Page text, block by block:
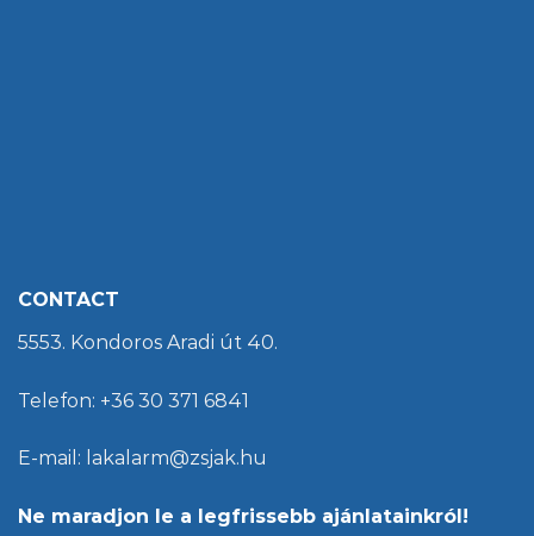
CONTACT
5553. Kondoros Aradi út 40.
Telefon: +36 30 371 6841
E-mail: lakalarm@zsjak.hu
Ne maradjon le a legfrissebb ajánlatainkról!